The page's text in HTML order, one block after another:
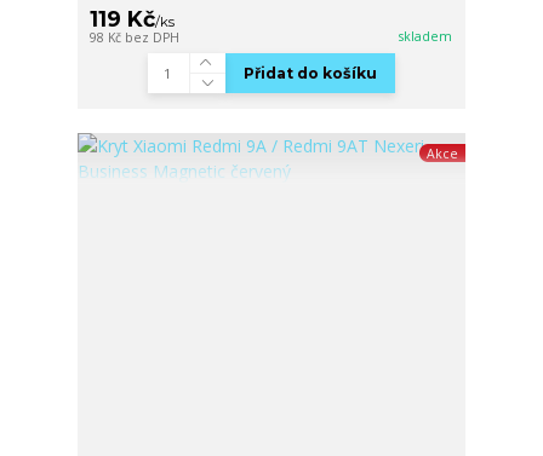
119 Kč/ks
98 Kč bez DPH skladem
Přidat do košíku
Akce